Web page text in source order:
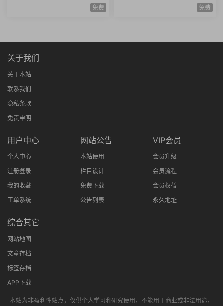
k生成原创图片爆款内容文案图
免费
资个人所得税经济补偿金绩效
薪资考勤薪资薪酬管理8课时
免费
关于我们
关于本站
联系我们
隐私条款
免责申明
用户中心
个人中心
注册登录
我的收藏
工单系统
网站公告
本站使用
栏目设计
免费下载
公告列表
VIP会员
会员升级
会员流程
会员权益
永久地址
综合其它
网站地图
文章存档
标签存档
APP下载
本站为非盈利性站点，仅供个人学习和研究使用，不能用于商业或非法用途，